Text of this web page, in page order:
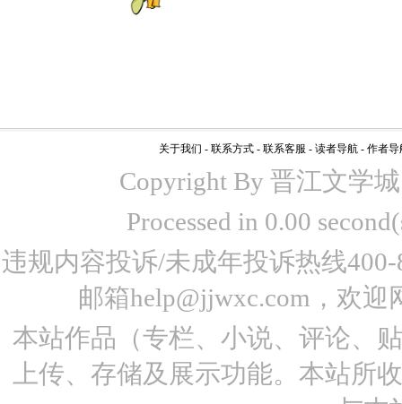
关于我们 - 联系方式 - 联系客服 - 读者导航 - 作者导
Copyright By 晋江文学
Processed in 0.00
违规内容投诉/未成年投诉热线
邮箱help@jjwxc.com，欢
本站作品（专栏、小说、评论、
上传、存储及展示功能。本站所